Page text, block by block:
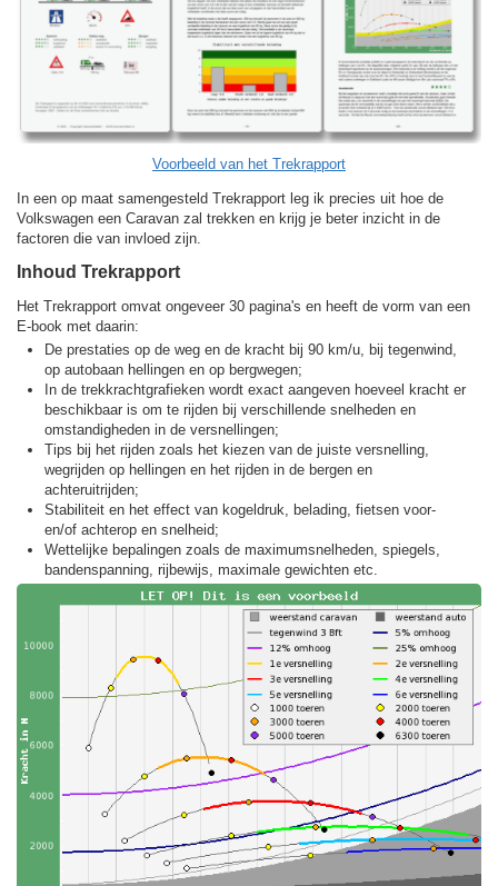
Voorbeeld van het Trekrapport
In een op maat samengesteld Trekrapport leg ik precies uit hoe de
Volkswagen een Caravan zal trekken en krijg je beter inzicht in de
factoren die van invloed zijn.
Inhoud Trekrapport
Het Trekrapport omvat ongeveer 30 pagina's en heeft de vorm van een
E-book met daarin:
De prestaties op de weg en de kracht bij 90 km/u, bij tegenwind,
op autobaan hellingen en op bergwegen;
In de trekkracht­grafieken wordt exact aangeven hoeveel kracht er
beschikbaar is om te rijden bij verschillende snelheden en
omstandigheden in de versnellingen;
Tips bij het rijden zoals het kiezen van de juiste versnelling,
wegrijden op hellingen en het rijden in de bergen en
achteruitrijden;
Stabiliteit en het effect van kogeldruk, belading, fietsen voor-
en/of achterop en snelheid;
Wettelijke bepalingen zoals de maximumsnelheden, spiegels,
bandenspanning, rijbewijs, maximale gewichten etc.